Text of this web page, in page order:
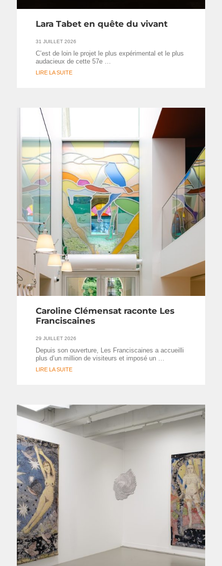
Lara Tabet en quête du vivant
31 JUILLET 2026
C’est de loin le projet le plus expérimental et le plus
audacieux de cette 57e …
LIRE LA SUITE
Caroline Clémensat raconte Les
Franciscaines
29 JUILLET 2026
Depuis son ouverture, Les Franciscaines a accueilli
plus d’un million de visiteurs et imposé un …
LIRE LA SUITE